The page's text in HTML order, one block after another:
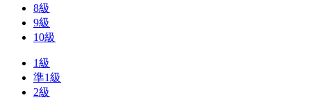
8級
9級
10級
1級
準1級
2級